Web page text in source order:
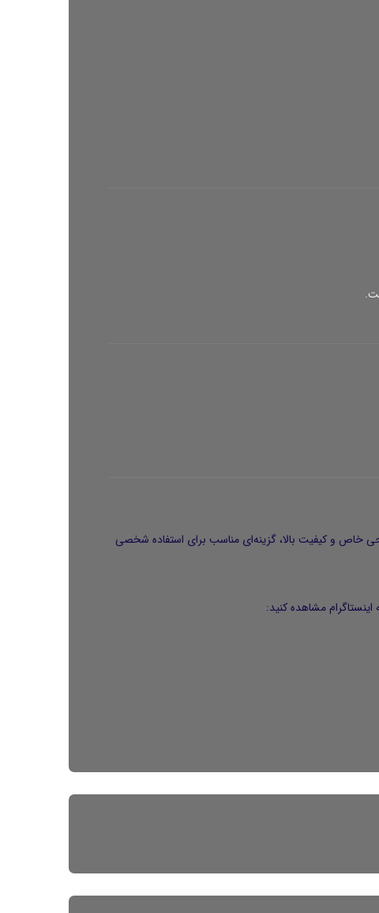
خاص و کیفیت بالا، گزینه‌ای مناسب برای استفاده شخصی
مشاهده کنید: